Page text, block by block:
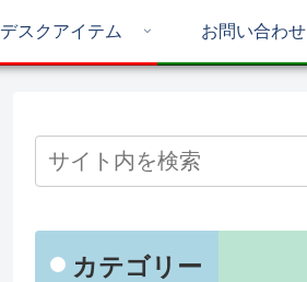
デスクアイテム お問い合わせ
カテゴリー